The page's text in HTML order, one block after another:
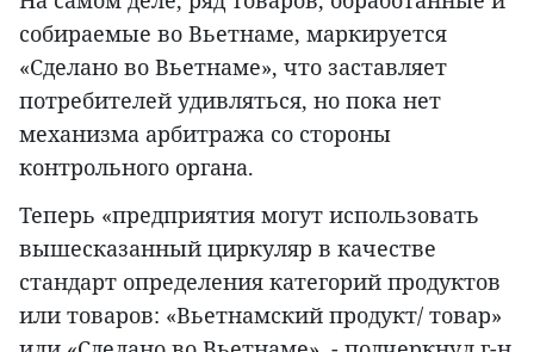
собираемые во Вьетнаме, маркируется
«Сделано во Вьетнаме», что заставляет
потребителей удивляться, но пока нет
механизма арбитража со стороны
контрольного органа.
Теперь «предприятия могут использовать
вышесказанный циркуляр в качестве
стандарт определения категорий продуктов
или товаров: «Вьетнамский продукт/ товар»